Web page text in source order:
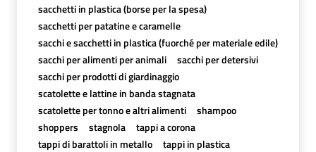
sacchetti in plastica (borse per la spesa)
sacchetti per patatine e caramelle
sacchi e sacchetti in plastica (fuorché per materiale edile)
sacchi per alimenti per animali
sacchi per detersivi
sacchi per prodotti di giardinaggio
scatolette e lattine in banda stagnata
scatolette per tonno e altri alimenti
shampoo
shoppers
stagnola
tappi a corona
tappi di barattoli in metallo
tappi in plastica